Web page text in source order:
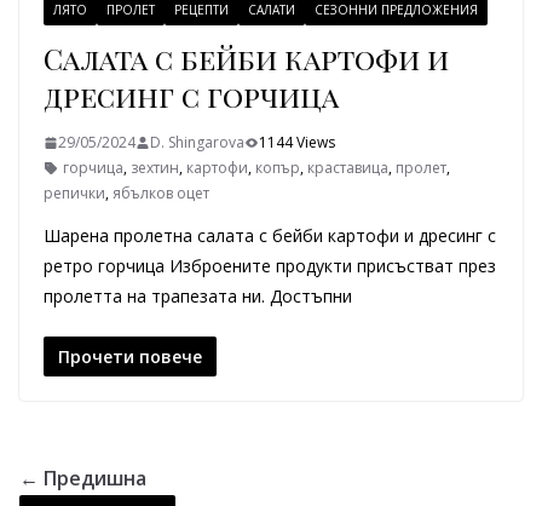
ЛЯТО ПРОЛЕТ РЕЦЕПТИ САЛАТИ СЕЗОННИ ПРЕДЛОЖЕНИЯ
Салата с бейби картофи и
дресинг с горчица
29/05/2024 D. Shingarova
1144 Views
горчица, зехтин, картофи, копър, краставица, пролет,
репички, ябълков оцет
Шарена пролетна салата с бейби картофи и дресинг с
ретро горчица Изброените продукти присъстват през
пролетта на трапезата ни. Достъпни
Прочети повече
← Предишна